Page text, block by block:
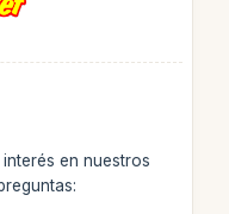
en nuestros